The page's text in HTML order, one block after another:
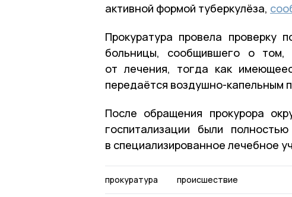
активной формой туберкулёза,
Прокуратура провела проверку
больницы, сообщившего о том,
от лечения, тогда как
передаётся воздушно-капельным
После обращения прокурора
госпитализации были
в специализированное лечебное
прокуратура происшествие